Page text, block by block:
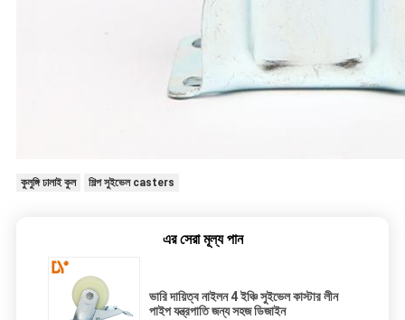
কুলুঙ্গি ঢালাই কুল শিল্প সুইভেল casters
এর সেরা মূল্য পান
ভারি দায়িত্ব নাইলন 4 ইঞ্চি সুইভেল কাস্টার লীন
পাইপ যন্ত্রপাতি জন্য সহজ ডিজাইন